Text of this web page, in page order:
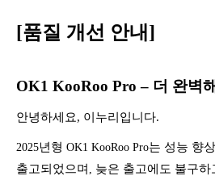
[품질 개선 안내 ]
OK1 KooRoo Pro – 더 완벽
안녕하세요, 이누리입니다.
2025년형 OK1 KooRoo Pro는 성능 향
출고되었으며
늦은 출고에도 불구